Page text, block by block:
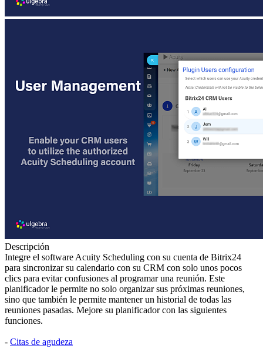
Descripción
Integre el software Acuity Scheduling con su cuenta de Bitrix24
para sincronizar su calendario con su CRM con solo unos pocos
clics para evitar confusiones al programar una reunión. Este
planificador le permite no solo organizar sus próximas reuniones,
sino que también le permite mantener un historial de todas las
reuniones pasadas. Mejore su planificador con las siguientes
funciones.
- Citas de agudeza